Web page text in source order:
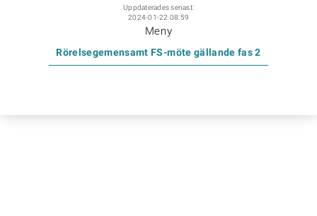
Uppdaterades senast:
2024-01-22 08:59
Meny
Rörelsegemensamt FS-möte gällande fas 2